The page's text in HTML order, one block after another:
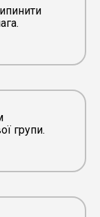
групи.